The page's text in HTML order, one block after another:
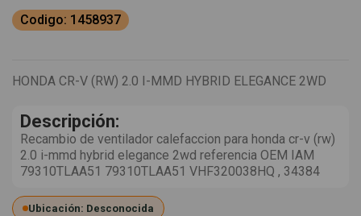
Codigo: 1458937
HONDA CR-V (RW) 2.0 I-MMD HYBRID ELEGANCE 2WD
Descripción:
Recambio de ventilador calefaccion para honda cr-v (rw)
2.0 i-mmd hybrid elegance 2wd referencia OEM IAM
79310TLAA51 79310TLAA51 VHF320038HQ , 34384
Ubicación: Desconocida